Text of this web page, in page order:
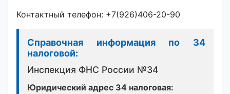
Контактный телефон: +7(926)406-20-90
Справочная информация по 34
налоговой:
Инспекция ФНС России №34
Юридический адрес 34 налоговая: